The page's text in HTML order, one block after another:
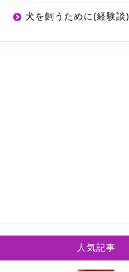
犬を飼うために(経験談)
人気記事